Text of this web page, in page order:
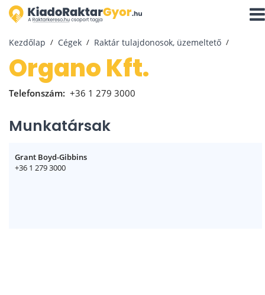
Kezdőlap Cégek Raktár tulajdonosok, üzemeltető
Organo Kft.
Telefonszám: +36 1 279 3000
Munkatársak
Grant Boyd-Gibbins
+36 1 279 3000